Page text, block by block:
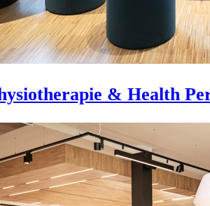
& Health